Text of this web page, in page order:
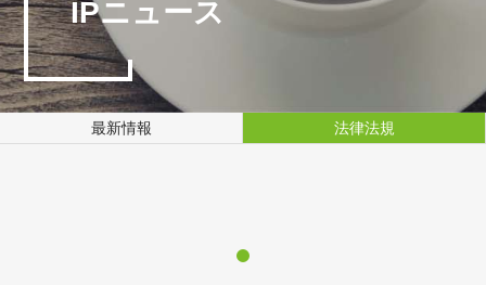
IPニュース
最新情報 法律法規